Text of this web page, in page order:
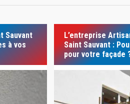
Sauvant
à vos
L’entreprise
Saint Sauvant :
pour votre façade